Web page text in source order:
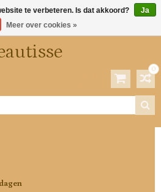
0
te verbeteren. Is dat akkoord?
Ja
Meer over cookies »